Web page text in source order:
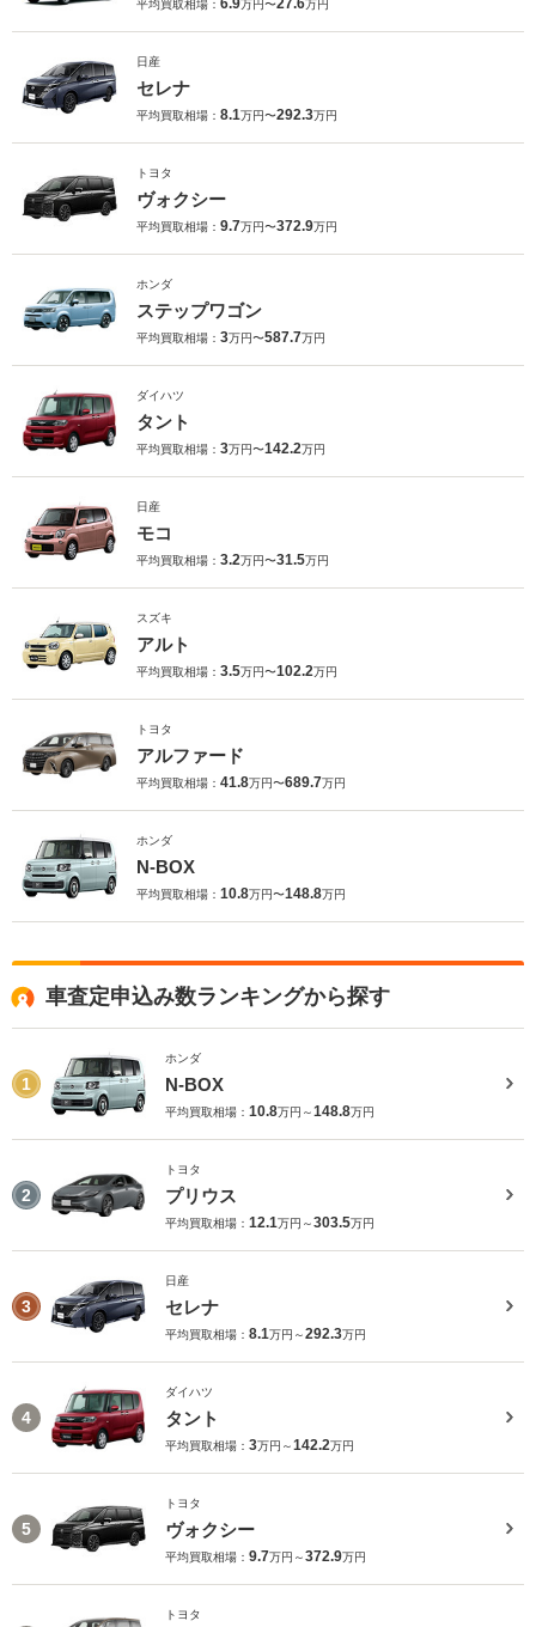
平均買取相場： 6.9万円〜27.6万円
日産
セレナ
平均買取相場： 8.1万円〜292.3万円
トヨタ
ヴォクシー
平均買取相場： 9.7万円〜372.9万円
ホンダ
ステップワゴン
平均買取相場： 3万円〜587.7万円
ダイハツ
タント
平均買取相場： 3万円〜142.2万円
日産
モコ
平均買取相場： 3.2万円〜31.5万円
スズキ
アルト
平均買取相場： 3.5万円〜102.2万円
トヨタ
アルファード
平均買取相場： 41.8万円〜689.7万円
ホンダ
N-BOX
平均買取相場： 10.8万円〜148.8万円
車査定申込み数ランキングから探す
1
ホンダ
N-BOX
平均買取相場： 10.8万円～148.8万円
2
トヨタ
プリウス
平均買取相場： 12.1万円～303.5万円
3
日産
セレナ
平均買取相場： 8.1万円～292.3万円
4
ダイハツ
タント
平均買取相場： 3万円～142.2万円
5
トヨタ
ヴォクシー
平均買取相場： 9.7万円～372.9万円
トヨタ